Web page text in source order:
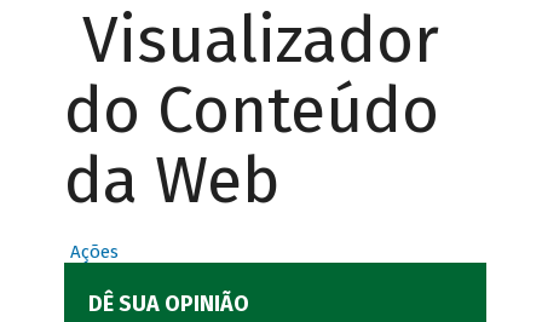
Visualizador
do Conteúdo
da Web
Ações
DÊ SUA OPINIÃO